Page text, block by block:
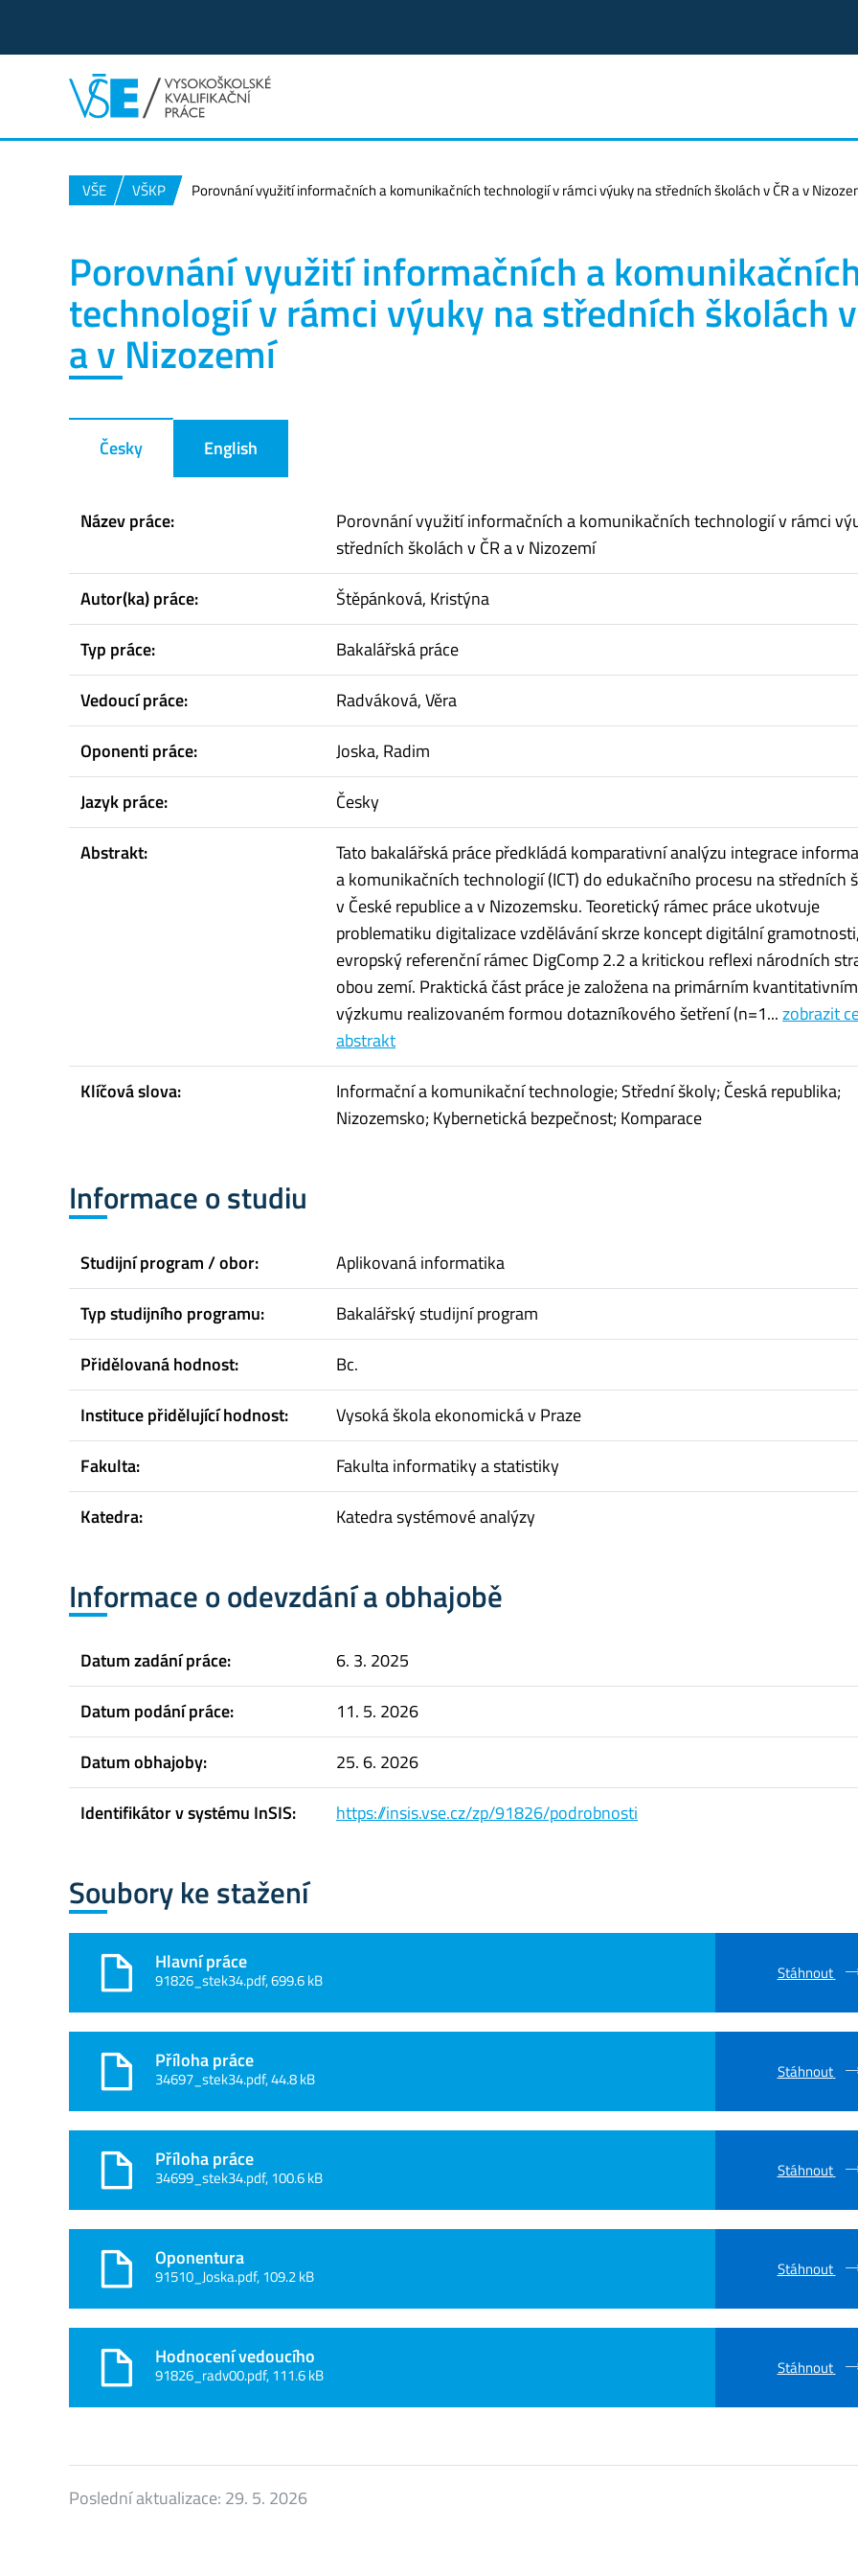
VŠE VŠKP Porovnání využití informačních a komunikačních technologií v rámci výuky na středních školách v ČR a v
Porovnání využití informačních a
technologií v rámci výuky na středních školách
a v Nizozemí
Česky English
Název práce:
Porovnání využití informačních a komunikačních technologií v rámci
středních školách v ČR a v Nizozemí
Autor(ka) práce:
Štěpánková, Kristýna
Typ práce:
Bakalářská práce
Vedoucí práce:
Radváková, Věra
Oponenti práce:
Joska, Radim
Jazyk práce:
Česky
Abstrakt:
Tato bakalářská práce předkládá komparativní analýzu integrace
a komunikačních technologií (ICT) do edukačního procesu na středních
v České republice a v Nizozemsku. Teoretický rámec práce ukotvuje
problematiku digitalizace vzdělávání skrze koncept digitální gramotnosti,
evropský referenční rámec DigComp 2.2 a kritickou reflexi národních
obou zemí. Praktická část práce je založena na primárním kvantitativním
výzkumu realizovaném formou dotazníkového šetření (n=1...zobrazit
abstrakt
Klíčová slova:
Informační a komunikační technologie; Střední školy; Česká republika;
Nizozemsko; Kybernetická bezpečnost; Komparace
Informace o studiu
Studijní program / obor:
Aplikovaná informatika
Typ studijního programu:
Bakalářský studijní program
Přidělovaná hodnost:
Bc.
Instituce přidělující hodnost:
Vysoká škola ekonomická v Praze
Fakulta:
Fakulta informatiky a statistiky
Katedra:
Katedra systémové analýzy
Informace o odevzdání a obhajobě
Datum zadání práce:
6. 3. 2025
Datum podání práce:
11. 5. 2026
Datum obhajoby:
25. 6. 2026
Identifikátor v systému InSIS:
https://insis.vse.cz/zp/91826/podrobnosti
Soubory ke stažení
Hlavní práce
91826_stek34.pdf, 699.6 kB Stáhnout
Příloha práce
34697_stek34.pdf, 44.8 kB Stáhnout
Příloha práce
34699_stek34.pdf, 100.6 kB Stáhnout
Oponentura
91510_Joska.pdf, 109.2 kB Stáhnout
Hodnocení vedoucího
91826_radv00.pdf, 111.6 kB Stáhnout
Poslední aktualizace: 29. 5. 2026